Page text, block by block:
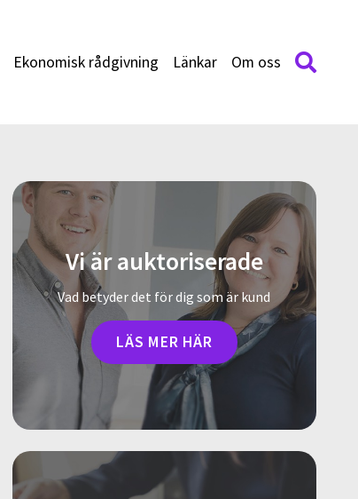
Ekonomisk rådgivning Länkar Om oss
Vi är auktoriserade
Vad betyder det för dig som är kund
LÄS MER HÄR